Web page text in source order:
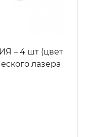
– 4 шт (цвет
лазера